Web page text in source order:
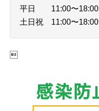
平日 11:00〜18:00
土日祝 11:00〜18:00
